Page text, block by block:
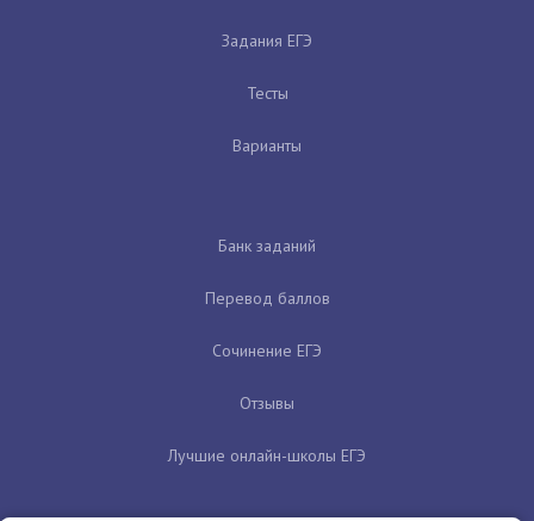
Задания ЕГЭ
Тесты
Варианты
Банк заданий
Перевод баллов
Сочинение ЕГЭ
Отзывы
Лучшие онлайн-школы ЕГЭ